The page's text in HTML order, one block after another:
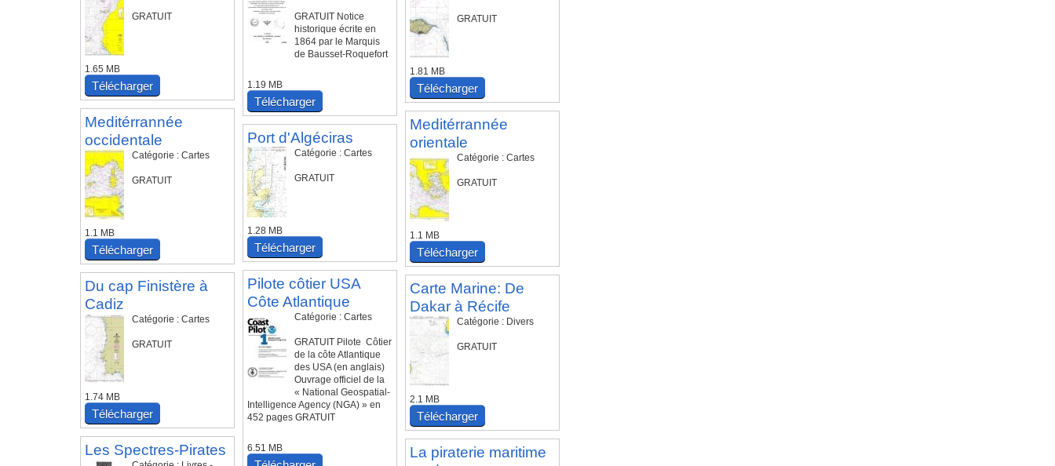
GRATUIT Notice
historique écrite en
1864 par le Marquis
de Bausset-Roquefort
1.19 MB
Télécharger
GRATUIT
1.65 MB
Télécharger
GRATUIT
1.81 MB
Télécharger
Meditérrannée
occidentale
Catégorie : Cartes
GRATUIT
1.1 MB
Télécharger
Meditérrannée
orientale
Catégorie : Cartes
GRATUIT
1.1 MB
Télécharger
Port d'Algéciras
Catégorie : Cartes
GRATUIT
1.28 MB
Télécharger
Pilote côtier USA
Côte Atlantique
Catégorie : Cartes
GRATUIT Pilote Côtier
de la côte Atlantique
des USA (en anglais)
Ouvrage officiel de la
« National Geospatial-
Intelligence Agency (NGA) » en
452 pages GRATUIT
6.51 MB
Du cap Finistère à
Cadiz
Catégorie : Cartes
GRATUIT
1.74 MB
Télécharger
Carte Marine: De
Dakar à Récife
Catégorie : Divers
GRATUIT
2.1 MB
Télécharger
Les Spectres-Pirates
La piraterie maritime